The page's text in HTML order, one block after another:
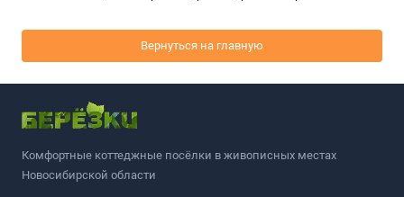
Вернуться на главную
Комфортные коттеджные посёлки в живописных местах
Новосибирской области